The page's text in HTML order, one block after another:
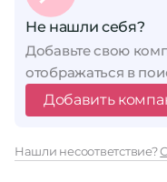
Не нашли себя?
Добавьте свою
отображаться в
Добавить
Нашли несоответствие?